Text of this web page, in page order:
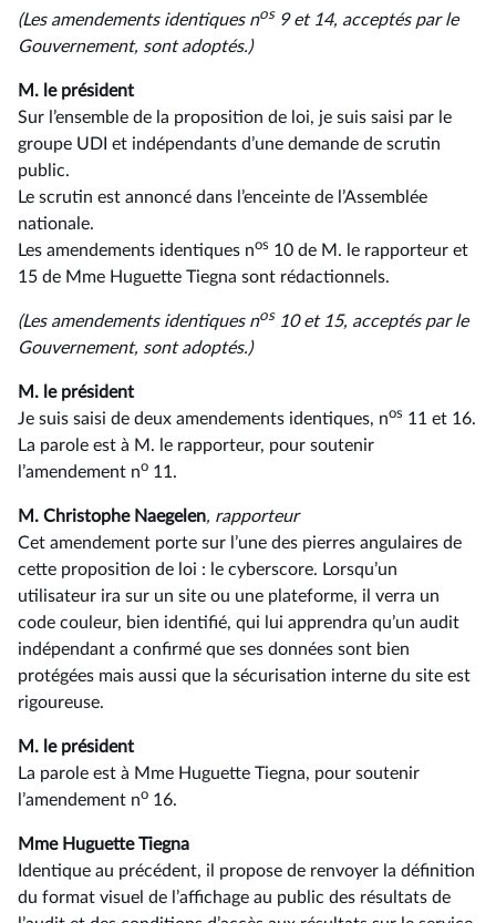
(Les amendements identiques nos 9 et 14, acceptés par le
Gouvernement, sont adoptés.)
M. le président
Sur l’ensemble de la proposition de loi, je suis saisi par le
groupe UDI et indépendants d’une demande de scrutin
public.
Le scrutin est annoncé dans l’enceinte de l’Assemblée
nationale.
Les amendements identiques nos 10 de M. le rapporteur et
15 de Mme Huguette Tiegna sont rédactionnels.
(Les amendements identiques nos 10 et 15, acceptés par le
Gouvernement, sont adoptés.)
M. le président
Je suis saisi de deux amendements identiques, nos 11 et 16.
La parole est à M. le rapporteur, pour soutenir
l’amendement no 11.
M. Christophe Naegelen, rapporteur
Cet amendement porte sur l’une des pierres angulaires de
cette proposition de loi : le cyberscore. Lorsqu’un
utilisateur ira sur un site ou une plateforme, il verra un
code couleur, bien identifié, qui lui apprendra qu’un audit
indépendant a confirmé que ses données sont bien
protégées mais aussi que la sécurisation interne du site est
rigoureuse.
M. le président
La parole est à Mme Huguette Tiegna, pour soutenir
l’amendement no 16.
Mme Huguette Tiegna
Identique au précédent, il propose de renvoyer la définition
du format visuel de l’affichage au public des résultats de